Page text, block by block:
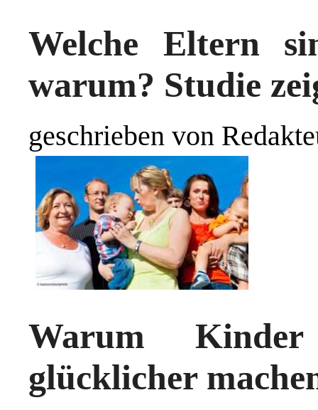
Welche Eltern
warum? Studie
geschrieben von
Warum
glücklicher